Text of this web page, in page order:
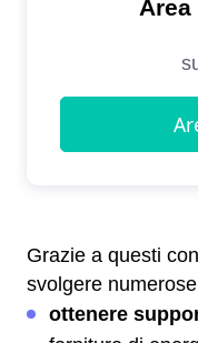
Grazie a questi
svolgere numerose
ottenere